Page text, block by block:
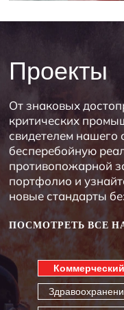
Проекты
От знаковых
критических
свидетелем нашего
бесперебойную
противопожарной
портфолио и
новые стандарты
ПОСМОТРЕТЬ ВСЕ
Коммерческий